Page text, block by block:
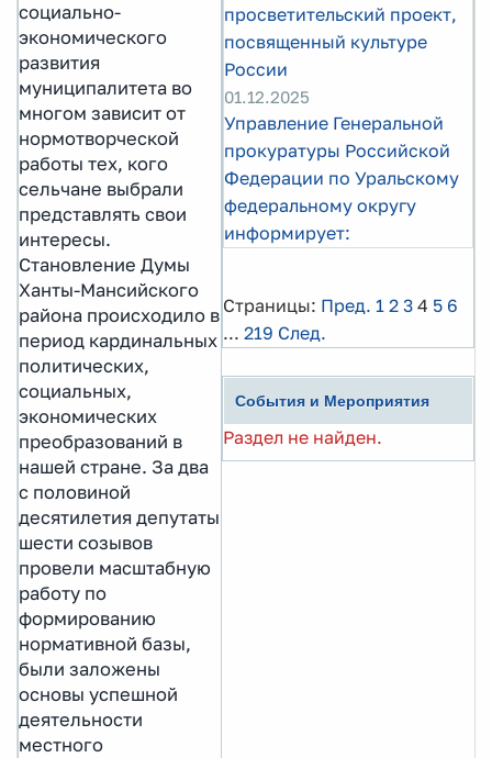
социально-
экономического
развития
муниципалитета во
многом зависит от
нормотворческой
работы тех, кого
сельчане выбрали
представлять свои
интересы.
Становление Думы
Ханты-Мансийского
района происходило в
период кардинальных
политических,
социальных,
экономических
преобразований в
нашей стране. За два
с половиной
десятилетия депутаты
шести созывов
провели масштабную
работу по
формированию
нормативной базы,
были заложены
основы успешной
деятельности
местного
просветительский проект,
посвященный культуре
России
01.12.2025
Управление Генеральной
прокуратуры Российской
Федерации по Уральскому
федеральному округу
информирует:
Страницы: Пред. 1 2 3 4 5 6
... 219 След.
События и Мероприятия
Раздел не найден.